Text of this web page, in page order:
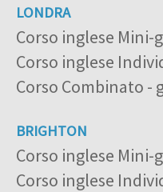
LONDRA
Corso inglese Mini-
Corso inglese
Corso Combinato -
BRIGHTON
Corso inglese Mini-
Corso inglese